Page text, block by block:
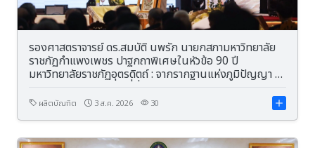
รองศาสตราจารย์ ดร.สมบัติ นพรัก นายกสภามหาวิทยาลัย
ราชภัฏกำแพงเพชร ปาฐกถาพิเศษในหัวข้อ 90 ปี
มหาวิทยาลัยราชภัฏอุตรดิตถ์ : จากรากฐานแห่งภูมิปัญญา สู่
ผลิตบัณฑิต 3 ส.ค. 2026 30